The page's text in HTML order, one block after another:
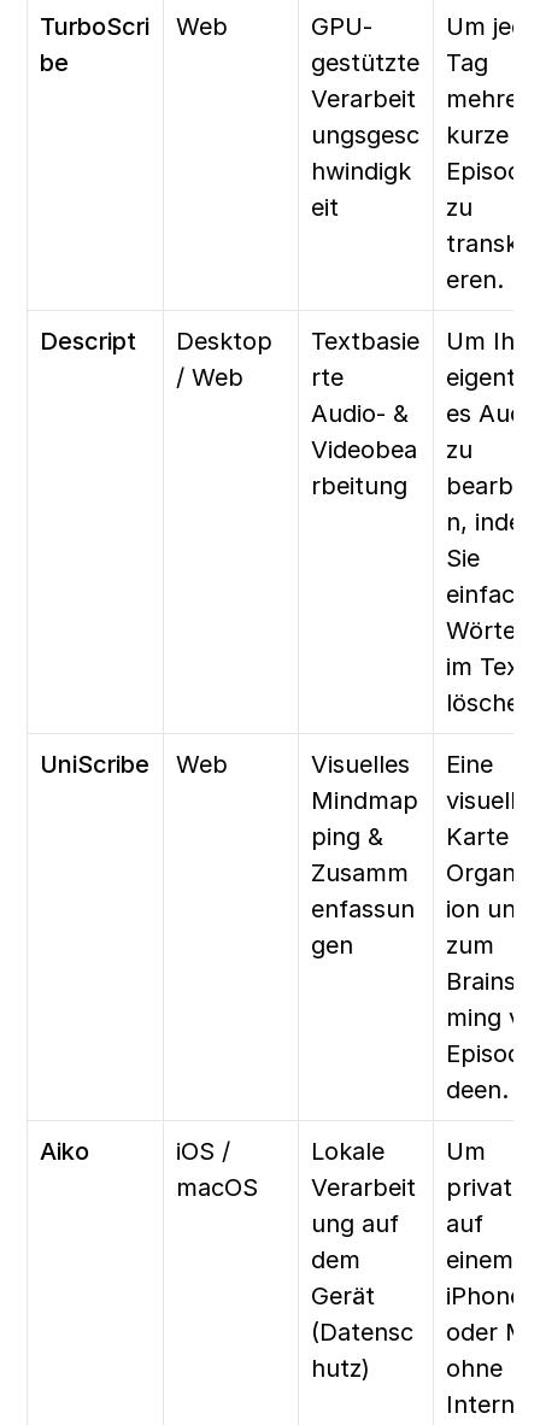
TurboScri
be
Web
GPU-
gestützte
Verarbeit
ungsgesc
hwindigk
eit
Um
Tag
kurze
zu
eren.
Descript
Desktop
/ Web
Textbasie
rte
Audio- &
Videobea
rbeitung
Um Ihr
es
zu
n,
Sie
einfach
Wörter
im Text
UniScribe Web
Visuelles
Mindmap
ping &
Zusamm
enfassun
gen
Eine
visuelle
Karte
ion und
zum
ming
deen.
Aiko
iOS /
macOS
Lokale
Verarbeit
ung auf
dem
Gerät
(Datensc
hutz)
Um
privat
auf
einem
iPhone
oder
ohne
Internet